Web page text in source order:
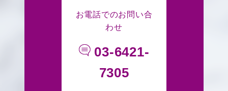
お電話でのお問い合
わせ
03-6421-
7305